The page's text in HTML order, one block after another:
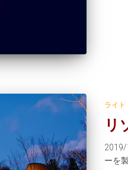
ライト
リ
2019/
ーを